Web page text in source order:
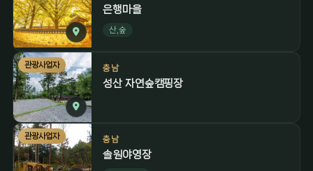
은행마을
산,숲
관광사업자 충남
성산 자연숲캠핑장
관광사업자 충남
솔원야영장